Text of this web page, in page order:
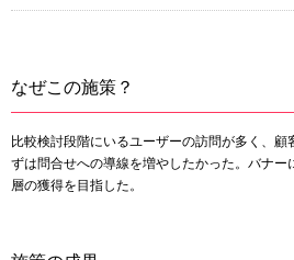
なぜこの施策？
比較検討段階にいるユーザーの訪問が多く、顧
ずは問合せへの導線を増やしたかった。バナー
層の獲得を目指した。